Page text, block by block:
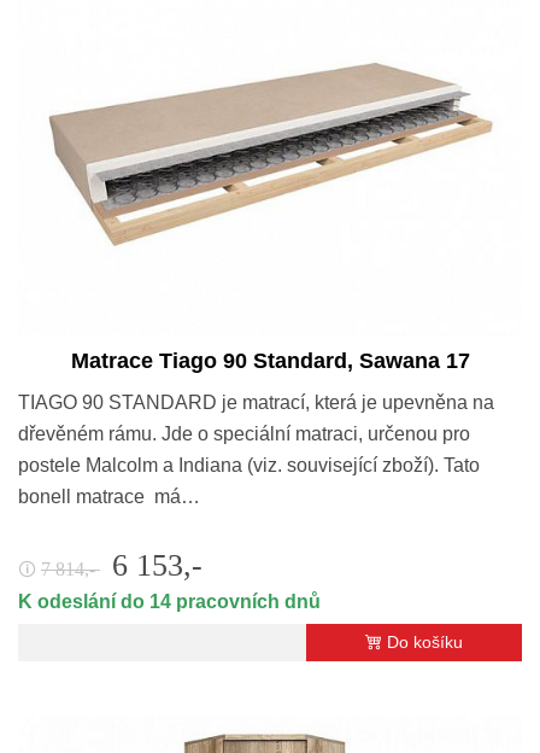
Matrace Tiago 90 Standard, Sawana 17
TIAGO 90 STANDARD je matrací, která je upevněna na
dřevěném rámu. Jde o speciální matraci, určenou pro
postele Malcolm a Indiana (viz. související zboží). Tato
bonell matrace má…
🛈 7 814,- 6 153,-
K odeslání do 14 pracovních dnů
Do košíku